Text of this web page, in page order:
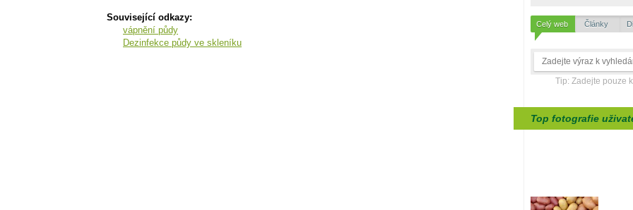
Související odkazy:
vápnění půdy
Dezinfekce půdy ve skleníku
Celý web Články
Tip: Zadejte pouze
Top fotografie